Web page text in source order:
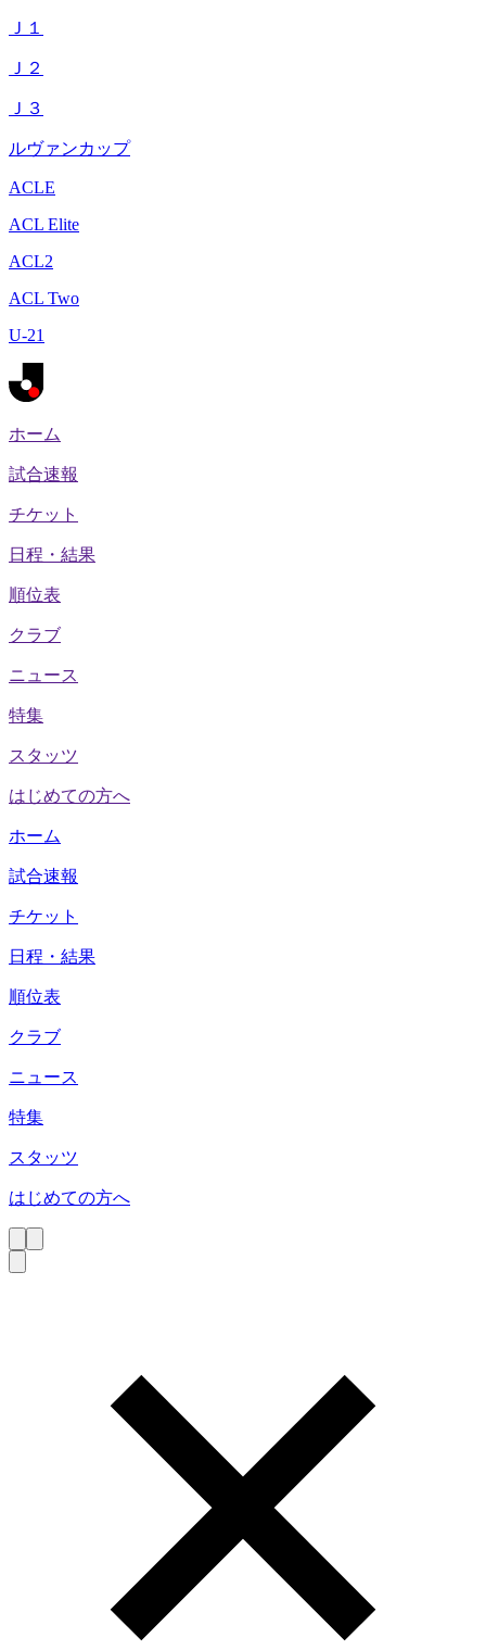
Ｊ１
Ｊ２
Ｊ３
ルヴァンカップ
ACLE
ACL Elite
ACL2
ACL Two
U-21
ホーム
試合速報
チケット
日程・結果
順位表
クラブ
ニュース
特集
スタッツ
はじめての方へ
ホーム
試合速報
チケット
日程・結果
順位表
クラブ
ニュース
特集
スタッツ
はじめての方へ